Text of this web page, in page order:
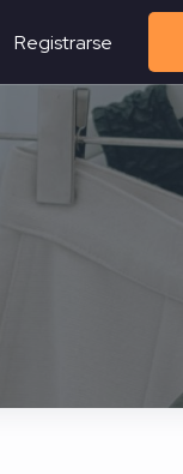
Registrarse